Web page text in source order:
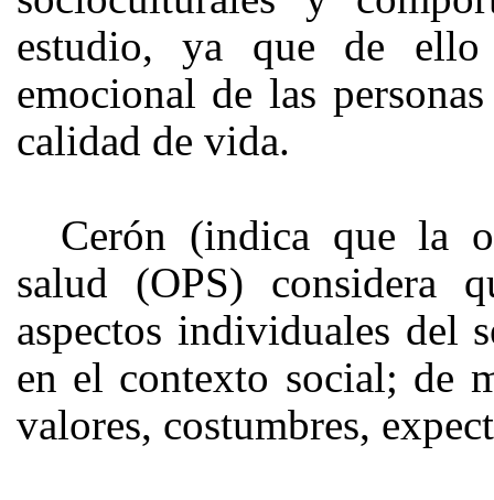
estudio, ya que de
emocional de las
calidad de vida.
Cerón (indica que la
salud (OPS) considera
aspectos individuales del
en el contexto social; de
valores, costumbres,